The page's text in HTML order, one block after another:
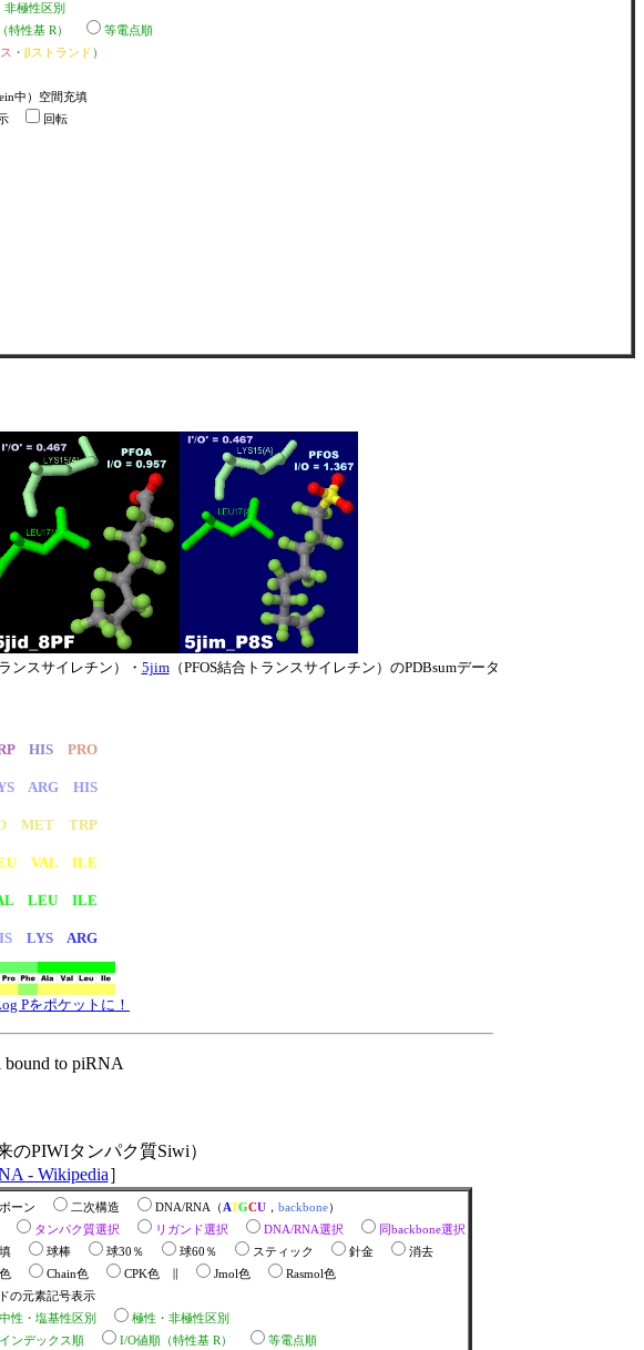
非極性区別
特性基 R）
等電点順
・ βストランド）
中）空間充填
回転
ンスサイレチン）・ 5jim（PFOS結合トランスサイレチン）のPDBsumデータ
HIS
PRO
ARG HIS
MET TRP
VAL ILE
LEU ILE
LYS ARG
Pをポケットに！
bound to piRNA
のPIWIタンパク質Siwi）
- Wikipedia］
ーン 二次構造 DNA/RNA（ATGCU， backbone）
タンパク質選択 リガンド選択 DNA/RNA選択
同backbone選択
填
球棒 球30％ 球60％ スティック 針金
消去
色
Chain色 CPK色 ∥ Jmol色
Rasmol色
の元素記号表示
性・塩基性区別
極性・非極性区別
ンデックス順
I/O値順（特性基 R）
等電点順